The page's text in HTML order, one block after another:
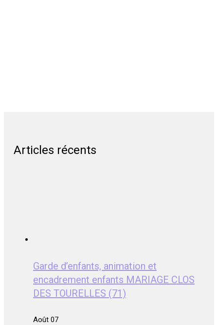
Articles récents
Garde d’enfants, animation et
encadrement enfants MARIAGE CLOS
DES TOURELLES (71)
Août 07